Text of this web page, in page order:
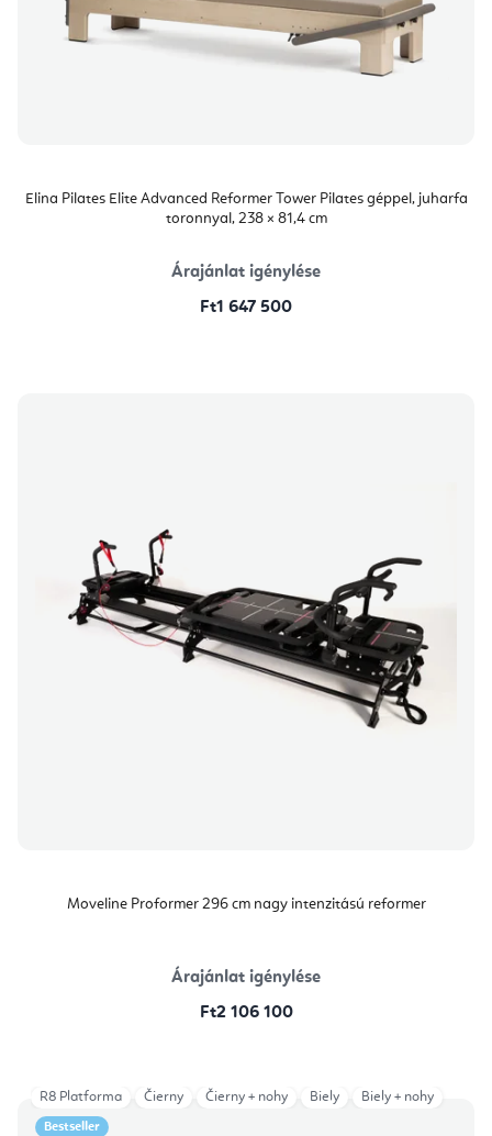
Elina Pilates Elite Advanced Reformer Tower Pilates géppel, juharfa
toronnyal, 238 × 81,4 cm
Árajánlat igénylése
Ft1 647 500
Moveline Proformer 296 cm nagy intenzitású reformer
Árajánlat igénylése
Ft2 106 100
Bestseller
R8 Platforma Čierny Čierny + nohy Biely Biely + nohy